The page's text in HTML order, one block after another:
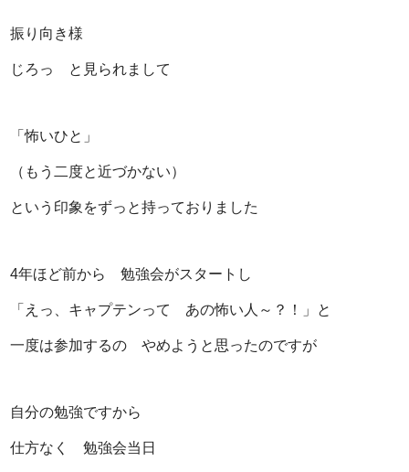
振り向き様
じろっ と見られまして
「怖いひと」
（もう二度と近づかない）
という印象をずっと持っておりました
4年ほど前から 勉強会がスタートし
「えっ、キャプテンって あの怖い人～？！」と
一度は参加するの やめようと思ったのですが
自分の勉強ですから
仕方なく勉強会当日